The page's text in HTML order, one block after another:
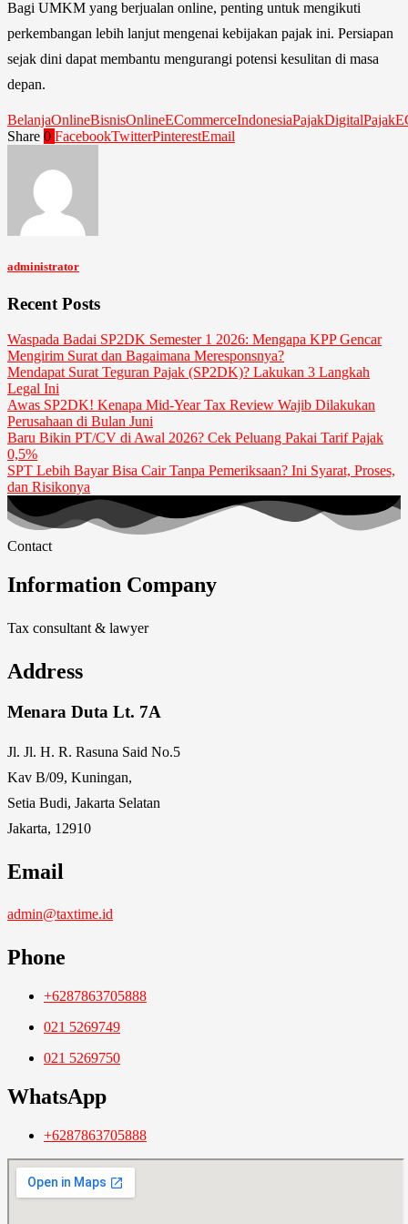
Bagi UMKM yang berjualan online, penting untuk mengikuti
perkembangan lebih lanjut mengenai kebijakan pajak ini. Persiapan
sejak dini dapat membantu mengurangi potensi kesulitan di masa
depan.
BelanjaOnlineBisnisOnlineECommerceIndonesiaPajakDigital
Share 0 FacebookTwitterPinterestEmail
administrator
Recent Posts
Waspada Badai SP2DK Semester 1 2026: Mengapa KPP Gencar
Mengirim Surat dan Bagaimana Meresponsnya?
Mendapat Surat Teguran Pajak (SP2DK)? Lakukan 3 Langkah
Legal Ini
Awas SP2DK! Kenapa Mid-Year Tax Review Wajib Dilakukan
Perusahaan di Bulan Juni
Baru Bikin PT/CV di Awal 2026? Cek Peluang Pakai Tarif Pajak
0,5%
SPT Lebih Bayar Bisa Cair Tanpa Pemeriksaan? Ini Syarat, Proses,
dan Risikonya
Contact
Information Company
Tax consultant & lawyer
Address
Menara Duta Lt. 7A
Jl. Jl. H. R. Rasuna Said No.5
Kav B/09, Kuningan,
Setia Budi, Jakarta Selatan
Jakarta, 12910
Email
admin@taxtime.id
Phone
+6287863705888
021 5269749
021 5269750
WhatsApp
+6287863705888